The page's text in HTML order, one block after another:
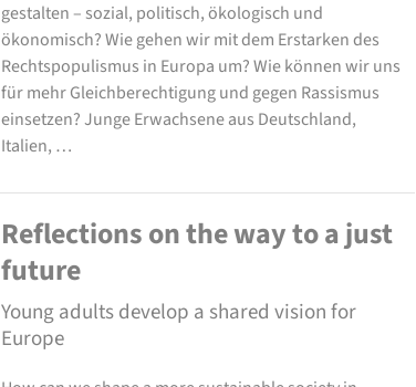
gestalten – sozial, politisch, ökologisch und
ökonomisch? Wie gehen wir mit dem Erstarken des
Rechtspopulismus in Europa um? Wie können wir uns
für mehr Gleichberechtigung und gegen Rassismus
einsetzen? Junge Erwachsene aus Deutschland,
Italien, …
Reflections on the way to a just
future
Young adults develop a shared vision for
Europe